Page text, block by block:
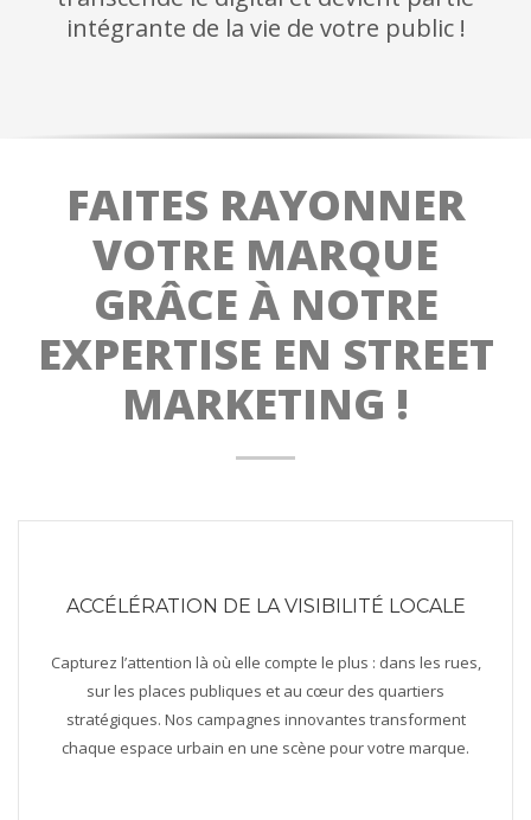
intégrante de la vie de votre public !
FAITES RAYONNER
VOTRE MARQUE
GRÂCE À NOTRE
EXPERTISE EN STREET
MARKETING !
ACCÉLÉRATION DE LA VISIBILITÉ LOCALE
Capturez l’attention là où elle compte le plus : dans les rues,
sur les places publiques et au cœur des quartiers
stratégiques. Nos campagnes innovantes transforment
chaque espace urbain en une scène pour votre marque.